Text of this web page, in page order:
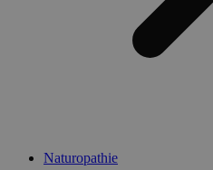
Naturopathie